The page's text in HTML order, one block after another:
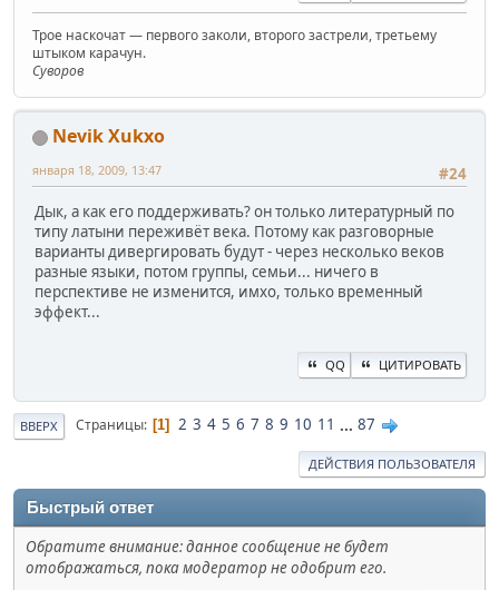
Трое наскочат — первого заколи, второго застрели, третьему
штыком карачун.
Суворов
Nevik Xukxo
#24
января 18, 2009, 13:47
Дык, а как его поддерживать? он только литературный по
типу латыни переживёт века. Потому как разговорные
варианты дивергировать будут - через несколько веков
разные языки, потом группы, семьи... ничего в
перспективе не изменится, имхо, только временный
эффект...
QQ ЦИТИРОВАТЬ
ВВЕРХ Страницы 1 2 3 4 5 6 7 8 9 10 11 ... 87
ДЕЙСТВИЯ ПОЛЬЗОВАТЕЛЯ
Быстрый ответ
Обратите внимание: данное сообщение не будет
отображаться, пока модератор не одобрит его.